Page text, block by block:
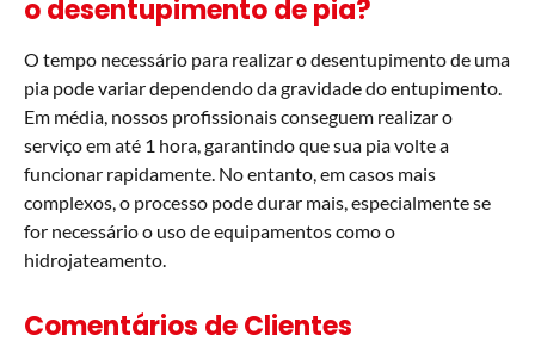
o desentupimento de pia?
O tempo necessário para realizar o desentupimento de uma
pia pode variar dependendo da gravidade do entupimento.
Em média, nossos profissionais conseguem realizar o
serviço em até 1 hora, garantindo que sua pia volte a
funcionar rapidamente. No entanto, em casos mais
complexos, o processo pode durar mais, especialmente se
for necessário o uso de equipamentos como o
hidrojateamento.
Comentários de Clientes